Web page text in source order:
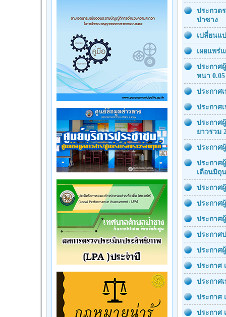
ประกวด
ป่าซาง
เปลี่ยนแ
เผยแพร่
ประกาศ
หนา
ประกาศ
ประกาศ
ประกาศ
ยาวรวม
ประกาศ
ประกาศ
เดือนมิถุ
ประกาศ
ประกาศ
ประกาศ
ประกาศ
ประกาศ
ประกาศ
ประกาศ
ประกาศ
ประกาศ